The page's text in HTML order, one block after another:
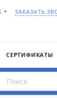
ЗАКАЗАТЬ
СЕРТИФИКАТЫ